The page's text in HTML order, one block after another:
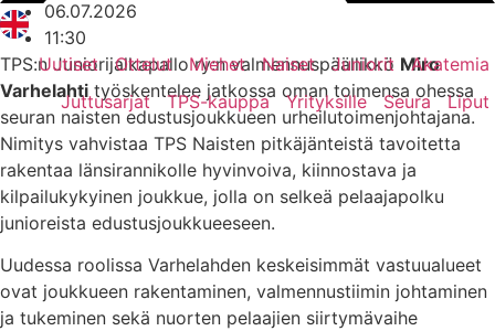
Uutiset Ottelut Miehet Naiset Juniorit
Akatemia
Juttusarjat
TPS-kauppa Yrityksille Seura Liput
06.07.2026
11:30
TPS:n Juniorijalkapallo ry:n valmennuspäällikkö Miro
Varhelahtityöskentelee jatkossa oman toimensa ohessa
seuran naisten edustusjoukkueen urheilutoimenjohtajana.
Nimitys vahvistaa TPS Naisten pitkäjänteistä tavoitetta
rakentaa länsirannikolle hyvinvoiva, kiinnostava ja
kilpailukykyinen joukkue, jolla on selkeä pelaajapolku
junioreista edustusjoukkueeseen.
Uudessa roolissa Varhelahden keskeisimmät vastuualueet
ovat joukkueen rakentaminen, valmennustiimin johtaminen
ja tukeminen sekä nuorten pelaajien siirtymävaihe